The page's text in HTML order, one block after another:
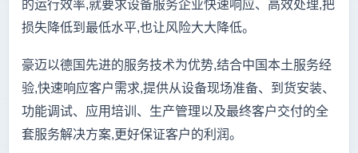
的运行效率,就要求设备服务企业快速响应、高效处理,把
损失降低到最低水平,也让风险大大降低。
豪迈以德国先进的服务技术为优势,结合中国本土服务经
验,快速响应客户需求,提供从设备现场准备、到货安装、
功能调试、应用培训、生产管理以及最终客户交付的全
套服务解决方案,更好保证客户的利润。